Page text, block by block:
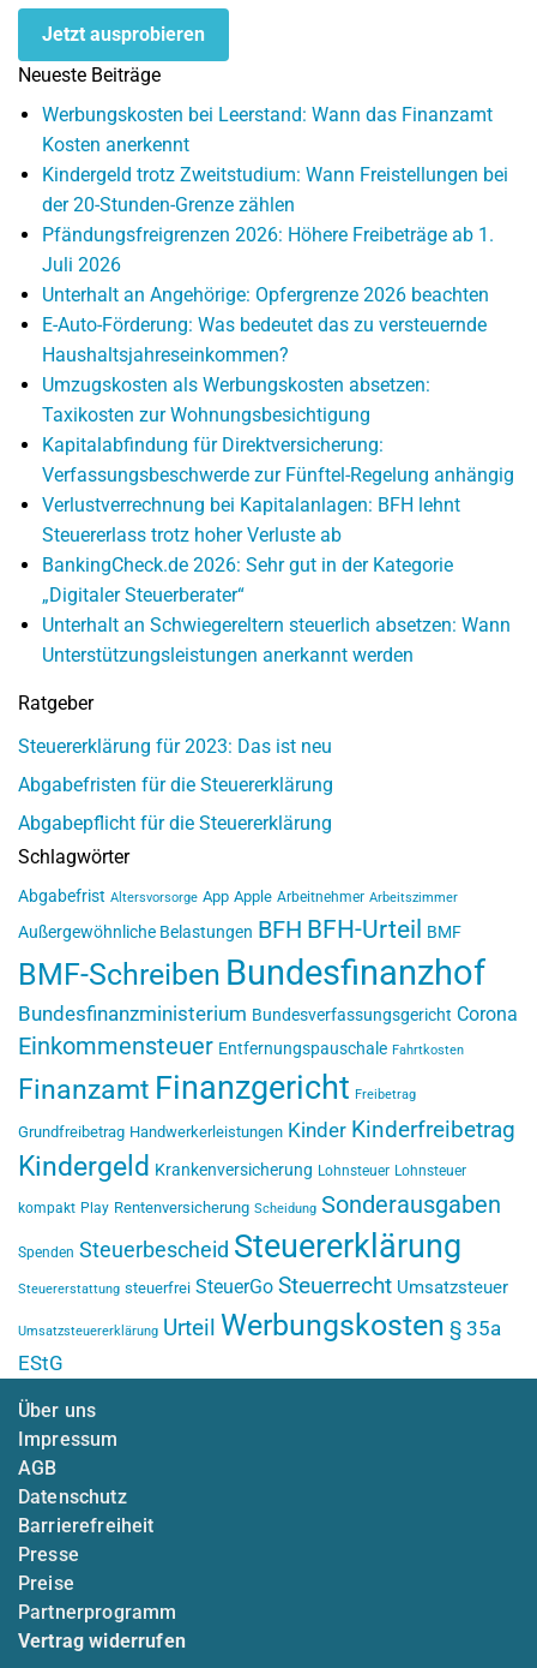
Jetzt ausprobieren
Neueste Beiträge
Werbungskosten bei Leerstand: Wann das Finanzamt
Kosten anerkennt
Kindergeld trotz Zweitstudium: Wann Freistellungen bei
der 20-Stunden-Grenze zählen
Pfändungsfreigrenzen 2026: Höhere Freibeträge ab 1.
Juli 2026
Unterhalt an Angehörige: Opfergrenze 2026 beachten
E-Auto-Förderung: Was bedeutet das zu versteuernde
Haushaltsjahreseinkommen?
Umzugskosten als Werbungskosten absetzen:
Taxikosten zur Wohnungsbesichtigung
Kapitalabfindung für Direktversicherung:
Verfassungsbeschwerde zur Fünftel-Regelung anhängig
Verlustverrechnung bei Kapitalanlagen: BFH lehnt
Steuererlass trotz hoher Verluste ab
BankingCheck.de 2026: Sehr gut in der Kategorie
„Digitaler Steuerberater“
Unterhalt an Schwiegereltern steuerlich absetzen: Wann
Unterstützungsleistungen anerkannt werden
Ratgeber
Steuererklärung für 2023: Das ist neu
Abgabefristen für die Steuererklärung
Abgabepflicht für die Steuererklärung
Schlagwörter
Abgabefrist Altersvorsorge App Apple Arbeitnehmer Arbeitszimmer
Außergewöhnliche Belastungen BFH BFH-Urteil BMF
BMF-Schreiben Bundesfinanzhof
Bundesfinanzministerium Bundesverfassungsgericht Corona
Einkommensteuer Entfernungspauschale Fahrtkosten
Finanzamt Finanzgericht Freibetrag
Grundfreibetrag Handwerkerleistungen Kinder Kinderfreibetrag
Kindergeld Krankenversicherung Lohnsteuer Lohnsteuer
kompakt Play Rentenversicherung Scheidung Sonderausgaben
Spenden Steuerbescheid Steuererklärung
Steuererstattung steuerfrei SteuerGo Steuerrecht Umsatzsteuer
Umsatzsteuererklärung Urteil Werbungskosten § 35a
EStG
Über uns
Impressum
AGB
Datenschutz
Barrierefreiheit
Presse
Preise
Partnerprogramm
Vertrag widerrufen